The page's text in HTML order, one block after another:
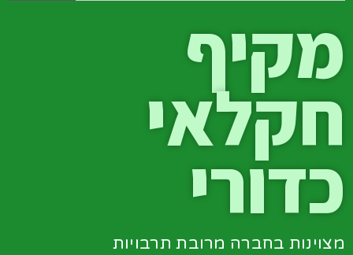
מקיף
חקלאי
כדורי
מצוינות בחברה מרובת תרבויות